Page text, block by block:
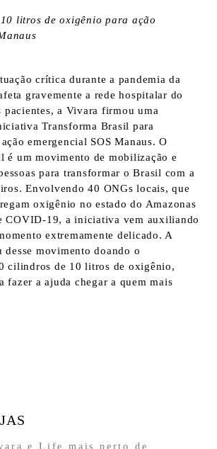
litros de oxigênio para ação
crítica durante a pandemia da
gravemente a rede hospitalar do
pacientes, a Vivara firmou uma
Transforma Brasil para
emergencial SOS Manaus. O
é um movimento de mobilização e
para transformar o Brasil com a
Envolvendo 40 ONGs locais, que
oxigênio no estado do Amazonas
COVID-19, a iniciativa vem auxiliando
extremamente delicado. A
movimento doando o
cilindros de 10 litros de oxigênio,
fazer a ajuda chegar a quem mais
e Life mais perto de